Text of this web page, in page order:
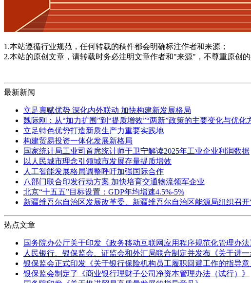
1.本站遵循行业规范，任何转载的稿件都会明确标注作者和来源；
2.本站的原创文章，请转载时务必注明文章作者和"来源"，不尊重原创
最新新闻
立足禀赋优势 深化内外联动 加快构建新发展格局
魏际刚：从“加力扩围”到“提质增效”“两新”政策的主要变化与优化
立足特色优势打造新质生产力重要实践地
构建贸易投资一体化发展新格局
国家统计局工业司首席统计师于卫宁解读2025年工业企业利润数据
以人民城市理念引领城市发展存量提质增效
人工智能发展格局调整呼吁加强国际合作
八部门联合印发行动方案 加快培育交通物流领军企业
北京“十五五”目标设置：GDP年均增速4.5%-5%
新疆维吾尔自治区发展改革委、新疆维吾尔自治区能源局组织召
热点文章
国务院办公厅关于印发《政务移动互联网应用程序规范化管理办
人民银行、银保监会、证监会和外汇局联合制定并发布《关于进
银保监会正式印发《关于银行保险机构员工履职回避工作的指导意
银保监会制定了《商业银行理财子公司净资本管理办法（试行）》